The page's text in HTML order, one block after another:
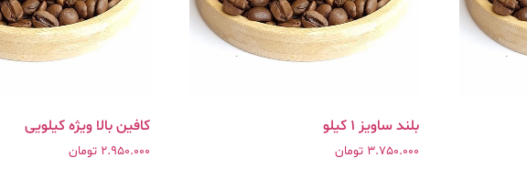
بلند ساویز ۱ کیلو
3.750.000 تومان
کافین بالا ویژه کیلویی
2.950.000 تومان